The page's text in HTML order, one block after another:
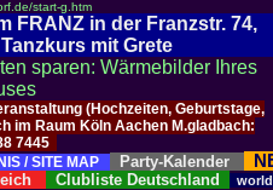
start-g.htm
FRANZ in der Franzstr. 74,
mit Grete
sparen: Wärmebilder Ihres
(Hochzeiten, Geburtstage,
im Raum Köln Aachen M.gladbach:
7445
/ SITE MAP
Party-Kalender
Clubliste Deutschland